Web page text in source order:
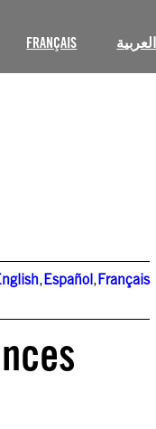
FRANÇAIS العربية
,Español,Français